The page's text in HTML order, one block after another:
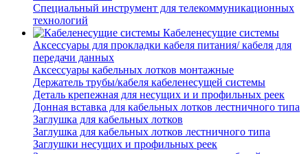
Специальный инструмент для телекоммуникационных
технологий
Кабеленесущие системы
Аксессуары для прокладки кабеля питания/ кабеля для
передачи данных
Аксессуары кабельных лотков монтажные
Держатель трубы/кабеля кабеленесущей системы
Деталь крепежная для несущих и и профильных реек
Донная вставка для кабельных лотков лестничного типа
Заглушка для кабельных лотков
Заглушка для кабельных лотков лестничного типа
Заглушки несущих и профильных реек